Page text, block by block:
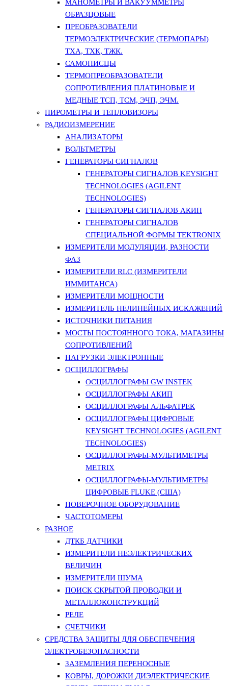
МАНОМЕТРЫ И ВАКУУММЕТРЫ
ОБРАЗЦОВЫЕ
ПРЕОБРАЗОВАТЕЛИ
ТЕРМОЭЛЕКТРИЧЕСКИЕ (ТЕРМОПАРЫ)
ТХА, ТХК, ТЖК.
САМОПИСЦЫ
ТЕРМОПРЕОБРАЗОВАТЕЛИ
СОПРОТИВЛЕНИЯ ПЛАТИНОВЫЕ И
МЕДНЫЕ ТСП, ТСМ, ЭЧП, ЭЧМ.
ПИРОМЕТРЫ И ТЕПЛОВИЗОРЫ
РАДИОИЗМЕРЕНИЕ
АНАЛИЗАТОРЫ
ВОЛЬТМЕТРЫ
ГЕНЕРАТОРЫ СИГНАЛОВ
ГЕНЕРАТОРЫ СИГНАЛОВ KEYSIGHT
TECHNOLOGIES (AGILENT
TECHNOLOGIES)
ГЕНЕРАТОРЫ СИГНАЛОВ АКИП
ГЕНЕРАТОРЫ СИГНАЛОВ
СПЕЦИАЛЬНОЙ ФОРМЫ TEKTRONIX
ИЗМЕРИТЕЛИ МОДУЛЯЦИИ, РАЗНОСТИ
ФАЗ
ИЗМЕРИТЕЛИ RLC (ИЗМЕРИТЕЛИ
ИММИТАНСА)
ИЗМЕРИТЕЛИ МОЩНОСТИ
ИЗМЕРИТЕЛЬ НЕЛИНЕЙНЫХ ИСКАЖЕНИЙ
ИСТОЧНИКИ ПИТАНИЯ
МОСТЫ ПОСТОЯННОГО ТОКА, МАГАЗИНЫ
СОПРОТИВЛЕНИЙ
НАГРУЗКИ ЭЛЕКТРОННЫЕ
ОСЦИЛЛОГРАФЫ
ОСЦИЛЛОГРАФЫ GW INSTEK
ОСЦИЛЛОГРАФЫ АКИП
ОСЦИЛЛОГРАФЫ АЛЬФАТРЕК
ОСЦИЛЛОГРАФЫ ЦИФРОВЫЕ
KEYSIGHT TECHNOLOGIES (AGILENT
TECHNOLOGIES)
ОСЦИЛЛОГРАФЫ-МУЛЬТИМЕТРЫ
METRIX
ОСЦИЛЛОГРАФЫ-МУЛЬТИМЕТРЫ
ЦИФРОВЫЕ FLUKE (США)
ПОВЕРОЧНОЕ ОБОРУДОВАНИЕ
ЧАСТОТОМЕРЫ
РАЗНОЕ
ДТКБ ДАТЧИКИ
ИЗМЕРИТЕЛИ НЕЭЛЕКТРИЧЕСКИХ
ВЕЛИЧИН
ИЗМЕРИТЕЛИ ШУМА
ПОИСК СКРЫТОЙ ПРОВОДКИ И
МЕТАЛЛОКОНСТРУКЦИЙ
РЕЛЕ
СЧЕТЧИКИ
СРЕДСТВА ЗАЩИТЫ ДЛЯ ОБЕСПЕЧЕНИЯ
ЭЛЕКТРОБЕЗОПАСНОСТИ
ЗАЗЕМЛЕНИЯ ПЕРЕНОСНЫЕ
КОВРЫ, ДОРОЖКИ ДИЭЛЕКТРИЧЕСКИЕ